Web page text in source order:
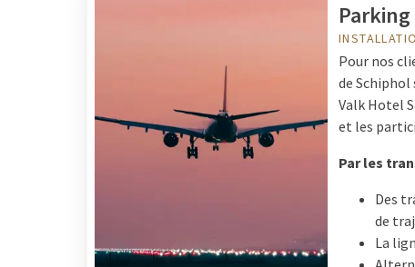
Pour nos
de Schiphol
Valk Hotel
et les
Par les
Des
de
La